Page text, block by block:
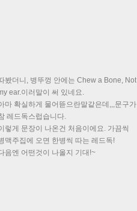
봤더니, 병뚜껑 안에는 Chew a Bone, Not
ear.이러말이 써 있네요.
마 확실하게 물어뜯으란말같은데,,,문구가
레드독스럽습니다.
렇게 문장이 나온건 처음이에요. 가끔씩
맥주집에 오면 한병씩 따는 레드독!
음엔 어떤것이 나올지 기대!~